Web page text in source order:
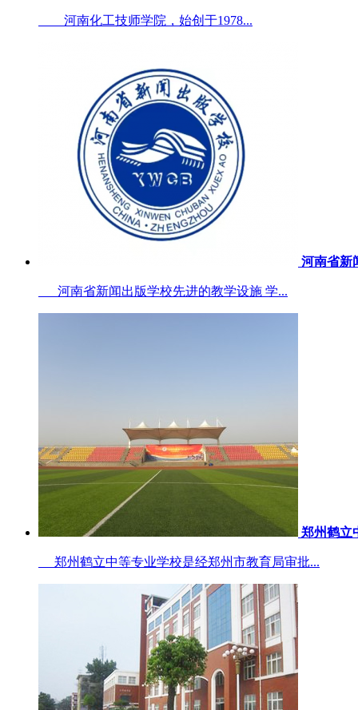
河南化工技师学院，始创于1978...
河南省新
河南省新闻出版学校先进的教学设施 学...
郑州鹤立
郑州鹤立中等专业学校是经郑州市教育局审批...